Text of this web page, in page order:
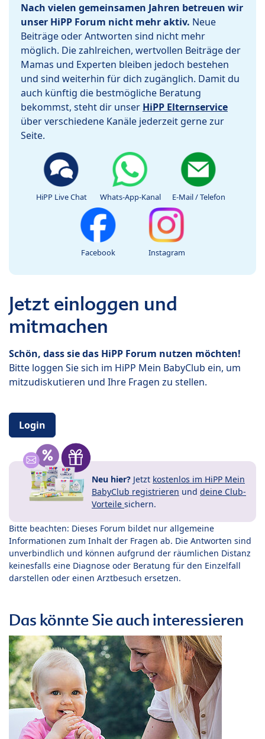
Nach vielen gemeinsamen Jahren betreuen wir
unser HiPP Forum nicht mehr aktiv. Neue
Beiträge oder Antworten sind nicht mehr
möglich. Die zahlreichen, wertvollen Beiträge der
Mamas und Experten bleiben jedoch bestehen
und sind weiterhin für dich zugänglich. Damit du
auch künftig die bestmögliche Beratung
bekommst, steht dir unser HiPP Elternservice
über verschiedene Kanäle jederzeit gerne zur
Seite.
HiPP Live Chat Whats-App-Kanal E-Mail / Telefon
Facebook Instagram
Jetzt einloggen und
mitmachen
Schön, dass sie das HiPP Forum nutzen möchten!
Bitte loggen Sie sich im HiPP Mein BabyClub ein, um
mitzudiskutieren und Ihre Fragen zu stellen.
Login
Neu hier? Jetzt kostenlos im HiPP Mein
BabyClub registrieren und deine Club-
Vorteile sichern.
Bitte beachten: Dieses Forum bildet nur allgemeine
Informationen zum Inhalt der Fragen ab. Die Antworten sind
unverbindlich und können aufgrund der räumlichen Distanz
keinesfalls eine Diagnose oder Beratung für den Einzelfall
darstellen oder einen Arztbesuch ersetzen.
Das könnte Sie auch interessieren